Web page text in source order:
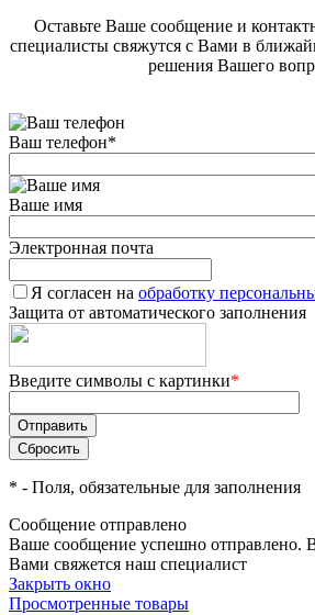
Оставьте Ваше сообщение и
специалисты свяжутся с Вами в
решения Вашего
Ваш телефон*
Ваше имя
Электронная почта
Я согласен на обработку
Защита от автоматического заполнения
Введите символы с картинки*
* - Поля, обязательные для заполнения
Сообщение отправлено
Ваше сообщение успешно отправлено.
Вами свяжется наш специалист
Закрыть окно
Просмотренные товары